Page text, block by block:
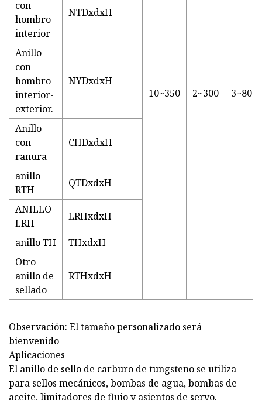
10~350 2~300 3~80
con
hombro
interior
NTDxdxH
Anillo
con
hombro
interior-
exterior.
NYDxdxH
Anillo
con
ranura
CHDxdxH
anillo
RTH
QTDxdxH
ANILLO
LRH
LRHxdxH
anillo TH
THxdxH
Otro
anillo de
sellado
RTHxdxH
Observación: El tamaño personalizado será
bienvenido
Aplicaciones
El anillo de sello de carburo de tungsteno se utiliza
para sellos mecánicos, bombas de agua, bombas de
aceite, limitadores de flujo y asientos de servo.